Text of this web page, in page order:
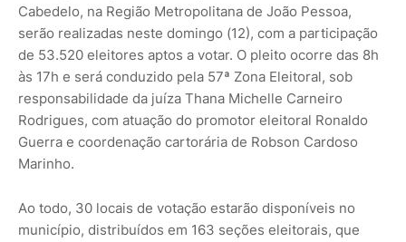
Cabedelo, na Região Metropolitana de João Pessoa,
serão realizadas neste domingo (12), com a participação
de 53.520 eleitores aptos a votar. O pleito ocorre das 8h
às 17h e será conduzido pela 57ª Zona Eleitoral, sob
responsabilidade da juíza Thana Michelle Carneiro
Rodrigues, com atuação do promotor eleitoral Ronaldo
Guerra e coordenação cartorária de Robson Cardoso
Marinho.
Ao todo, 30 locais de votação estarão disponíveis no
município, distribuídos em 163 seções eleitorais, que